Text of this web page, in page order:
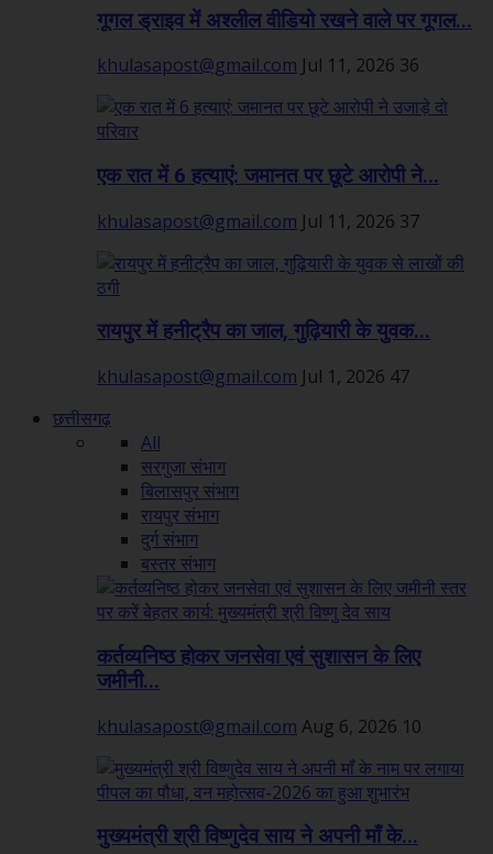
गूगल ड्राइव में अश्लील वीडियो रखने वाले पर गूगल...
khulasapost@gmail.com Jul 11, 2026 36
एक रात में 6 हत्याएं: जमानत पर छूटे आरोपी ने...
khulasapost@gmail.com Jul 11, 2026 37
रायपुर में हनीट्रैप का जाल, गुढ़ियारी के युवक...
khulasapost@gmail.com Jul 1, 2026 47
छत्तीसगढ़
All
सरगुजा संभाग
बिलासपुर संभाग
रायपुर संभाग
दुर्ग संभाग
बस्तर संभाग
कर्तव्यनिष्ठ होकर जनसेवा एवं सुशासन के लिए
जमीनी...
khulasapost@gmail.com Aug 6, 2026 10
मुख्यमंत्री श्री विष्णुदेव साय ने अपनी माँ के...